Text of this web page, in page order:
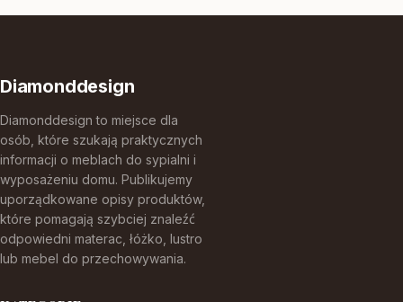
Diamonddesign
Diamonddesign to miejsce dla
osób, które szukają praktycznych
informacji o meblach do sypialni i
wyposażeniu domu. Publikujemy
uporządkowane opisy produktów,
które pomagają szybciej znaleźć
odpowiedni materac, łóżko, lustro
lub mebel do przechowywania.